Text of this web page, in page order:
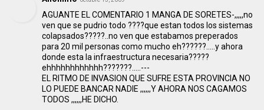
AGUANTE EL COMENTARIO 1 MANGA DE SORETES-,,,,,no
ven que se pudrio todo ????que estan todos los sistemas
colapsados?????..no ven que estabamos preperados
para 20 mil personas como mucho eh??????.....y ahora
donde esta la infraestructura necesaria?????
ehhhhhhhhhhhh???????.....---
EL RITMO DE INVASION QUE SUFRE ESTA PROVINCIA NO
LO PUEDE BANCAR NADIE ,,,,,,Y AHORA NOS CAGAMOS
TODOS ,,,,,,HE DICHO.